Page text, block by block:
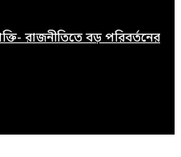
রাজনীতিতে বড় পরিবর্তনের